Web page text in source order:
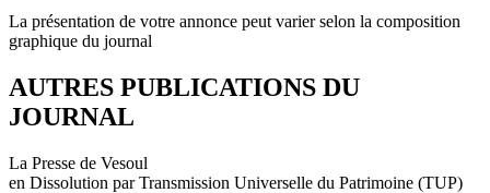
La présentation de votre annonce peut varier selon la composition
graphique du journal
AUTRES PUBLICATIONS DU
JOURNAL
La Presse de Vesoul
en Dissolution par Transmission Universelle du Patrimoine (TUP)